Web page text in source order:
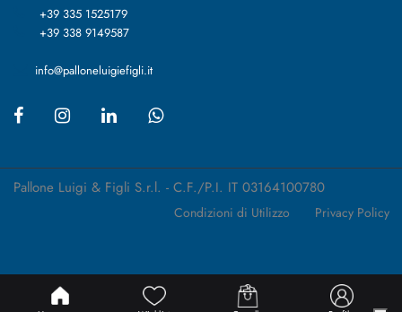
+39 335 1525179
+39 338 9149587
info@palloneluigiefigli.it
Pallone Luigi & Figli S.r.l. - C.F./P.I. IT 03164100780
Condizioni di Utilizzo Privacy Policy
Powered by Passepartout